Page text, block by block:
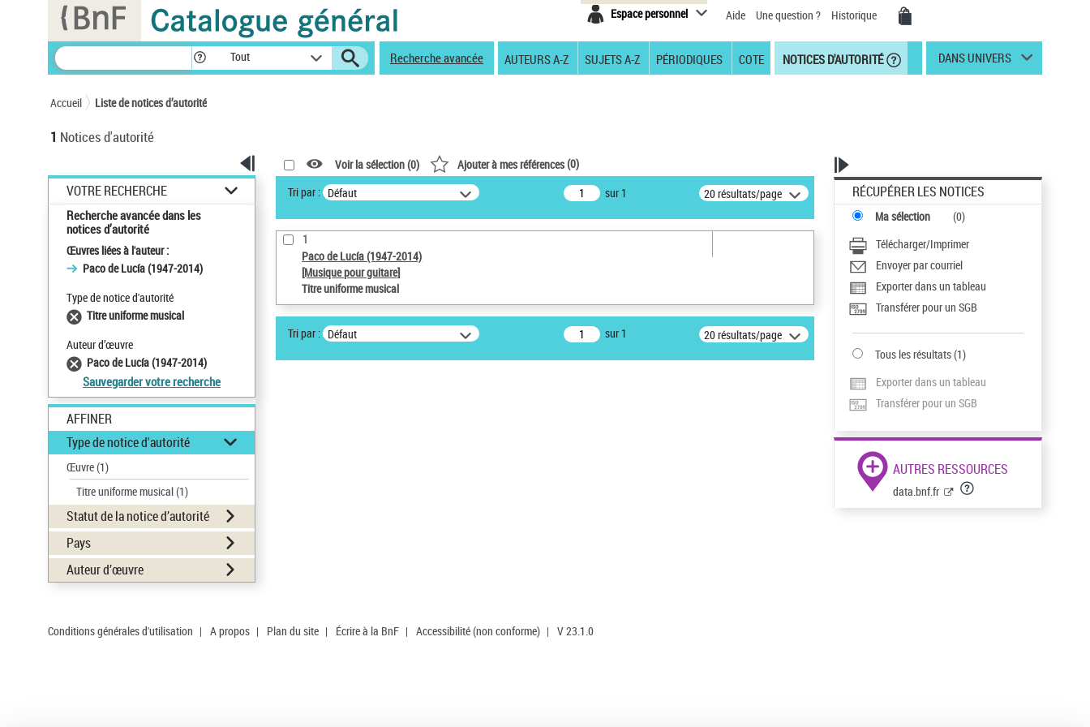
Espace personnel Aide Une question ? Historique
Tout Recherche avancée AUTEURS A-Z SUJETS A-Z PÉRIODIQUES COTE NOTICES D'AUTORITÉ DANS UNIVERS
Accueil Liste de notices d’autorité
1 Notices d'autorité
VOTRE RECHERCHE
Recherche avancée dans les
notices d’autorité
Œuvres liées à l'auteur :
Paco de Lucía (1947-2014)
Type de notice d'autorité
Titre uniforme musical
Auteur d’œuvre
Paco de Lucía (1947-2014)
Sauvegarder votre recherche
AFFINER
Type de notice d'autorité
Œuvre(1)
Titre uniforme musical(1)
Statut de la notice d’autorité
Pays
Auteur d’œuvre
Voir la sélection (0) Ajouter à mes références(0)
Tri par : Défaut sur 1 20 résultats/page
1
Paco de Lucía (1947-2014)
[Musique pour guitare]
Titre uniforme musical
Tri par : Défaut sur 1 20 résultats/page
RÉCUPÉRER LES NOTICES
Ma sélection (0)
Télécharger/Imprimer
Envoyer par courriel
Exporter dans un tableau
Transférer pour un SGB
Tous les résultats(1)
Exporter dans un tableau
Transférer pour un SGB
AUTRES RESSOURCES
data.bnf.fr
Conditions générales d'utilisation | A propos | Plan du site | Écrire à la BnF | Accessibilité (non conforme) | V 23.1.0
Panneau de gestion des cookies